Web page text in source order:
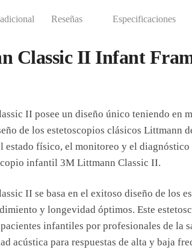
Reseñas Especificaciones
Classic II Infant
II posee un diseño único teniendo en
de los estetoscopios clásicos Littmann
estado físico, el monitoreo y el
infantil 3M Littmann Classic II.
II se basa en el exitoso diseño de los
y longevidad óptimos. Este
infantiles por profesionales de la
acústica para respuestas de alta y baja